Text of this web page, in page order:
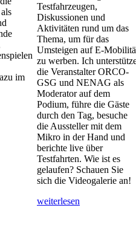
im
Testfahrzeugen,
Diskussionen und
Aktivitäten rund um das
Thema, um für das
Umsteigen auf E-
zu werben. Ich
die Veranstalter ORCO-
GSG und NENAG als
Moderator auf dem
Podium, führe die Gäste
durch den Tag, besuche
die Aussteller mit dem
Mikro in der Hand und
berichte live über
Testfahrten. Wie ist es
gelaufen? Schauen Sie
sich die Videogalerie an!
weiterlesen